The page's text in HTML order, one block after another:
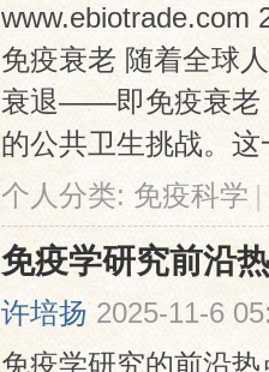
www.ebiotrade.com
免疫衰老 随着全球
衰退——即免疫衰老
的公共卫生挑战。
个人分类: 免疫科学 |
免疫学研究前沿
许培扬 2025-11-6
免疫学研究的前沿